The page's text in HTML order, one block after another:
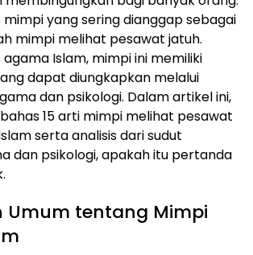
mimpi yang sering dianggap sebagai
mimpi melihat pesawat jatuh.
Islam, mimpi ini memiliki
dapat diungkapkan melalui
dan psikologi. Dalam artikel ini,
15 arti mimpi melihat pesawat
serta analisis dari sudut
dan psikologi, apakah itu pertanda
Umum tentang Mimpi